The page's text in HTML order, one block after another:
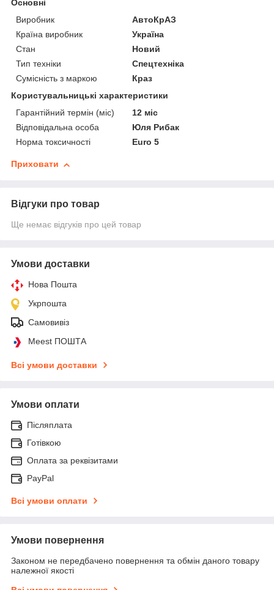
Основні
Виробник
АвтоКрАЗ
Країна виробник
Україна
Стан
Новий
Тип техніки
Спецтехніка
Сумісність з маркою
Краз
Користувальницькі характеристики
Гарантійний термін (міс)
12 міс
Відповідальна особа
Юля Рибак
Норма токсичності
Euro 5
Приховати
Відгуки про товар
Ще немає відгуків про цей товар
Умови доставки
Нова Пошта
Укрпошта
Самовивіз
Meest ПОШТА
Всі умови доставки
Умови оплати
Післяплата
Готівкою
Оплата за реквізитами
PayPal
Всі умови оплати
Умови повернення
Законом не передбачено повернення та обмін даного товару
належної якості